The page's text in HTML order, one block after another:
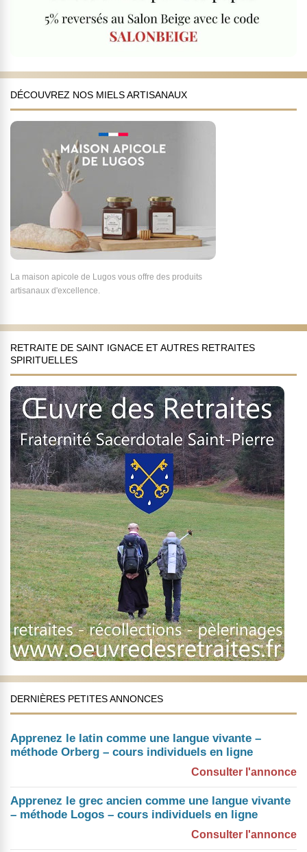
DÉCOUVREZ NOS MIELS ARTISANAUX
La maison apicole de Lugos vous offre des produits
artisanaux d'excellence.
RETRAITE DE SAINT IGNACE ET AUTRES RETRAITES
SPIRITUELLES
DERNIÈRES PETITES ANNONCES
Apprenez le latin comme une langue vivante –
méthode Orberg – cours individuels en ligne
Consulter l'annonce
Apprenez le grec ancien comme une langue vivante
– méthode Logos – cours individuels en ligne
Consulter l'annonce